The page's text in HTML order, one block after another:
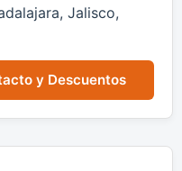
Jalisco,
y Descuentos